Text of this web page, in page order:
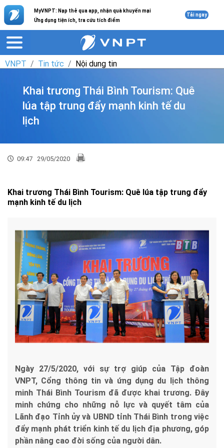
MyVNPT: Nạp thẻ qua app, nhận quà khuyến mại
Ứng dụng tiện ích, tra cứu tích điểm
Tải ngay
VNPT Tin tức Nội dung tin
Khai trương Thái Bình Tourism: Quê
lúa tập trung đẩy mạnh kinh tế du
lịch
09:47 29/05/2020
Khai trương Thái Bình Tourism: Quê lúa tập trung đẩy
mạnh kinh tế du lịch
Ngày 27/5/2020, với sự trợ giúp của Tập đoàn
VNPT, Cổng thông tin và ứng dụng du lịch thông
minh Thái Bình Tourism đã được khai trương. Đây
minh chứng cho những nỗ lực và quyết tâm của
Lãnh đạo Tỉnh ủy và UBND tỉnh Thái Bình trong việc
đẩy mạnh phát triển kinh tế du lịch địa phương, góp
phần nâng cao đời sống của người dân.